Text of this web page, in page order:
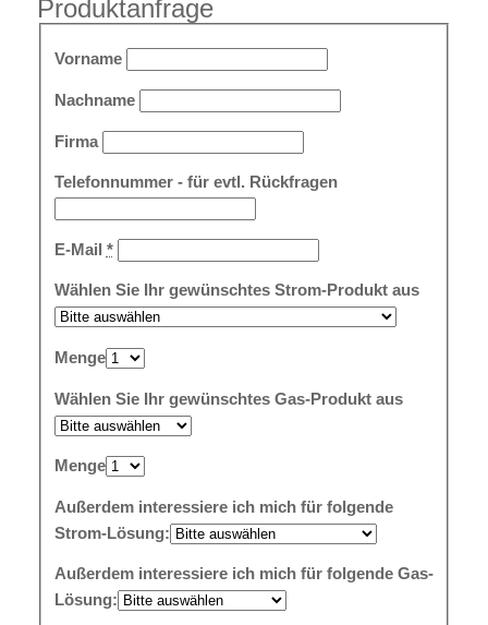
Produktanfrage
Vorname
Nachname
Firma
Telefonnummer - für evtl. Rückfragen
E-Mail *
Wählen Sie Ihr gewünschtes Strom-Produkt aus
Menge
Wählen Sie Ihr gewünschtes Gas-Produkt aus
Menge
Außerdem interessiere ich mich für folgende
Strom-Lösung:
Außerdem interessiere ich mich für folgende Gas-
Lösung: